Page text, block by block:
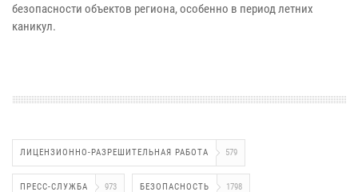
безопасности объектов региона, особенно в период летних
каникул.
ЛИЦЕНЗИОННО-РАЗРЕШИТЕЛЬНАЯ РАБОТА 579
ПРЕСС-СЛУЖБА 973 БЕЗОПАСНОСТЬ 1798